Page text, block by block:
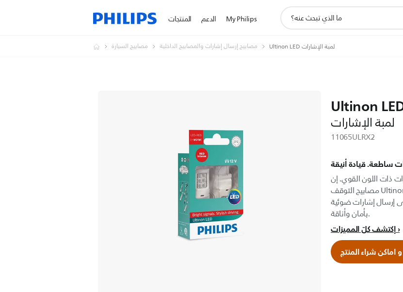
المنتجات الدعم My Philips
دعم
مصابيح السيارة مصابيح إرسال إشارات والمصابيح الداخلية Ultinon LED لمبة الإشارات
Ultinon
لمبة الإشارات
11065ULRX2
ذات اللون القوي. إن
مصابيح التوقف Ultinon LED [~W21W]‎ من Philips ساطعة باللون
إرسال إشارات ضوئية
بأمان وأناقة.
إكتشف كلّ المميزات
اماكن شراء المنتج